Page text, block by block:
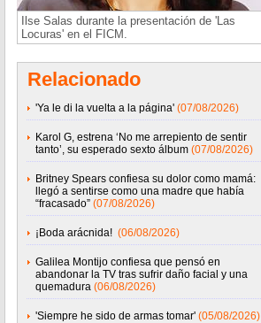
Ilse Salas durante la presentación de 'Las
Locuras' en el FICM.
Relacionado
'Ya le di la vuelta a la página' (07/08/2026)
Karol G, estrena ‘No me arrepiento de sentir
tanto’, su esperado sexto álbum (07/08/2026)
Britney Spears confiesa su dolor como mamá:
llegó a sentirse como una madre que había
“fracasado” (07/08/2026)
¡Boda arácnida! (06/08/2026)
Galilea Montijo confiesa que pensó en
abandonar la TV tras sufrir daño facial y una
quemadura (06/08/2026)
'Siempre he sido de armas tomar' (05/08/2026)